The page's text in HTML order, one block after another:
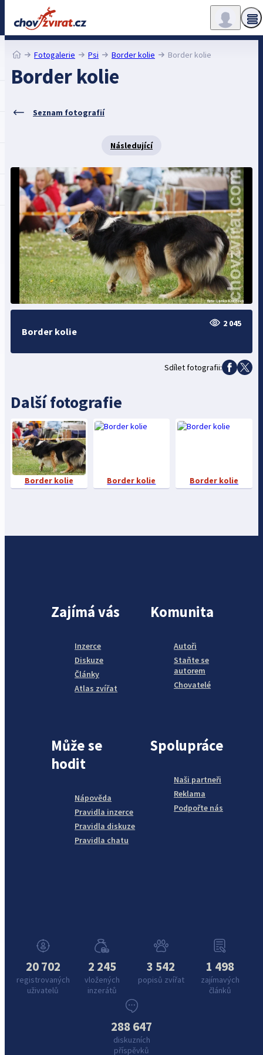
Fotogalerie Psi Border kolie Border kolie
Border kolie
Seznam fotografií
Následující
Border kolie
2 045
Sdílet fotografii:
Další fotografie
Border kolie Border kolie Border kolie
Zajímá vás
Inzerce
Diskuze
Články
Atlas zvířat
Komunita
Autoři
Staňte se
autorem
Chovatelé
Může se
hodit
Nápověda
Pravidla inzerce
Pravidla diskuze
Pravidla chatu
Spolupráce
Naši partneři
Reklama
Podpořte nás
20 702
registrovaných
uživatelů
2 245
vložených
inzerátů
3 542
popisů zvířat
1 498
zajímavých
článků
288 647
diskuzních
příspěvků